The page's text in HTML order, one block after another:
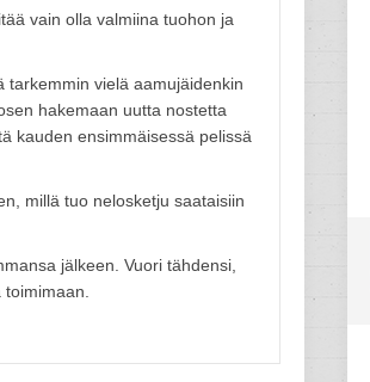
vain olla valmiina tuohon ja
vielä aamujäidenkin
hakemaan uutta nostetta
kauden ensimmäisessä pelissä
millä tuo nelosketju saataisiin
jälkeen. Vuori tähdensi,